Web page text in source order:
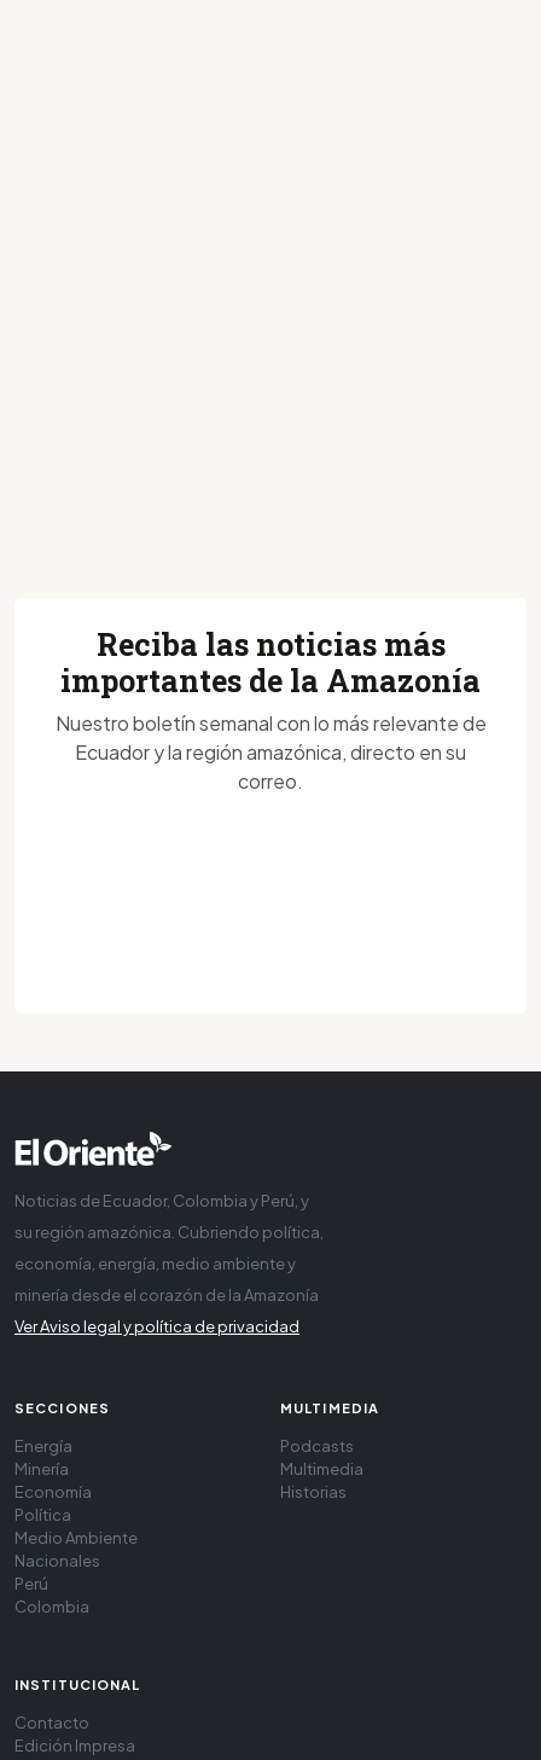
Reciba las noticias más
importantes de la Amazonía
Nuestro boletín semanal con lo más relevante de
Ecuador y la región amazónica, directo en su
correo.
Noticias de Ecuador, Colombia y Perú, y
su región amazónica. Cubriendo política,
economía, energía, medio ambiente y
minería desde el corazón de la Amazonía
Ver Aviso legal y política de privacidad
SECCIONES
Energía
Minería
Economía
Política
Medio Ambiente
Nacionales
Perú
Colombia
MULTIMEDIA
Podcasts
Multimedia
Historias
INSTITUCIONAL
Contacto
Edición Impresa